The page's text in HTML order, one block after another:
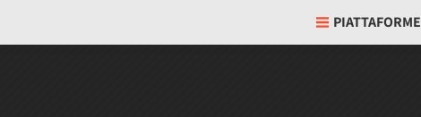
PIATTAFORME